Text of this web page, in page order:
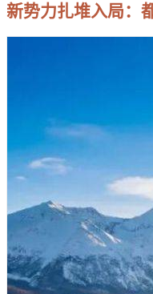
新势力扎堆入局：